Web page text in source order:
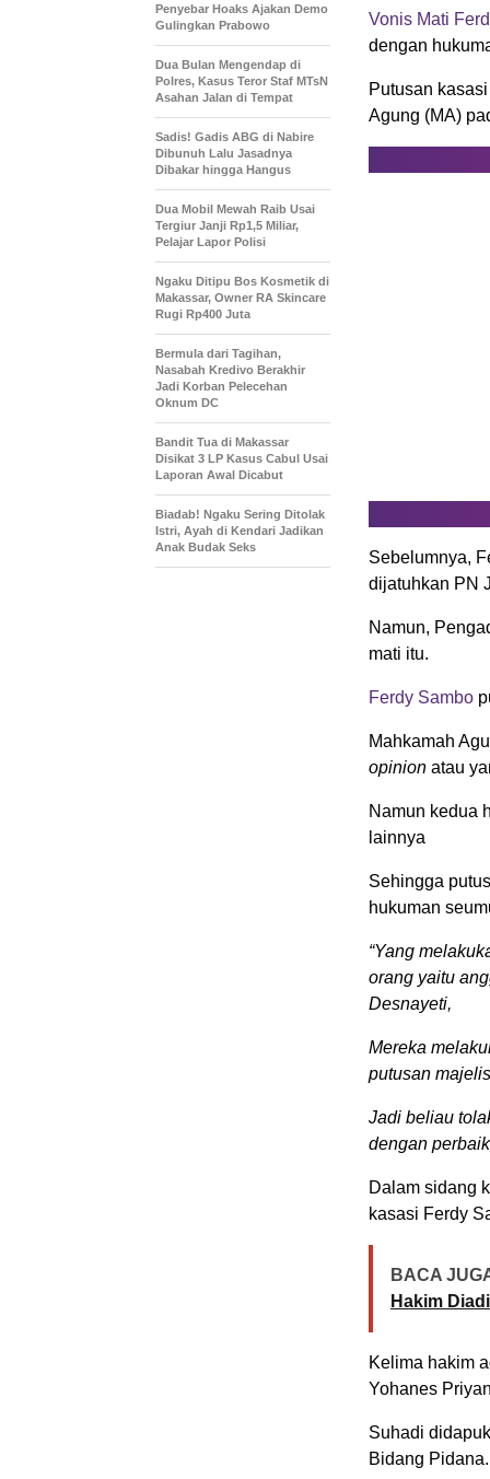
Vonis Mati
dengan
Putusan
Agung (MA)
Sebelumnya,
dijatuhkan PN
Namun,
mati itu.
Ferdy Sambo
Mahkamah
opinion atau
Namun kedua
lainnya
Sehingga
hukuman
“Yang
orang yaitu
Desnayeti,
Mereka
putusan
Jadi beliau
dengan
Dalam sidang
kasasi Ferdy
BACA
Hakim
Kelima hakim
Yohanes
Suhadi
Bidang Pidana.
Penyebar Hoaks Ajakan Demo
Gulingkan Prabowo
Dua Bulan Mengendap di
Polres, Kasus Teror Staf MTsN
Asahan Jalan di Tempat
Sadis! Gadis ABG di Nabire
Dibunuh Lalu Jasadnya
Dibakar hingga Hangus
Dua Mobil Mewah Raib Usai
Tergiur Janji Rp1,5 Miliar,
Pelajar Lapor Polisi
Ngaku Ditipu Bos Kosmetik di
Makassar, Owner RA Skincare
Rugi Rp400 Juta
Bermula dari Tagihan,
Nasabah Kredivo Berakhir
Jadi Korban Pelecehan
Oknum DC
Bandit Tua di Makassar
Disikat 3 LP Kasus Cabul Usai
Laporan Awal Dicabut
Biadab! Ngaku Sering Ditolak
Istri, Ayah di Kendari Jadikan
Anak Budak Seks